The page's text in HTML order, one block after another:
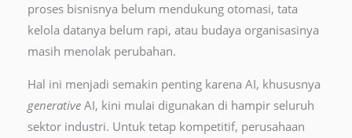
proses bisnisnya belum mendukung otomasi, tata
kelola datanya belum rapi, atau budaya organisasinya
masih menolak perubahan.
Hal ini menjadi semakin penting karena AI, khususnya
generative AI, kini mulai digunakan di hampir seluruh
sektor industri. Untuk tetap kompetitif, perusahaan